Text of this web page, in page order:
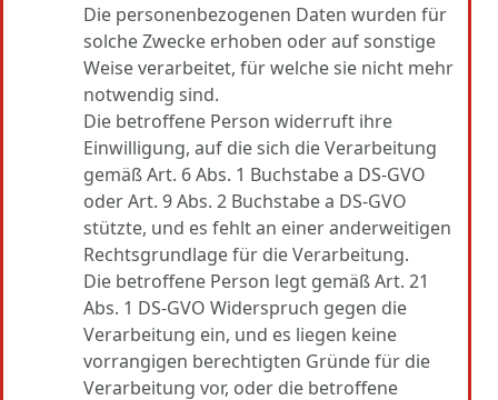
Die personenbezogenen Daten wurden für
solche Zwecke erhoben oder auf sonstige
Weise verarbeitet, für welche sie nicht mehr
notwendig sind.
Die betroffene Person widerruft ihre
Einwilligung, auf die sich die Verarbeitung
gemäß Art. 6 Abs. 1 Buchstabe a DS-GVO
oder Art. 9 Abs. 2 Buchstabe a DS-GVO
stützte, und es fehlt an einer anderweitigen
Rechtsgrundlage für die Verarbeitung.
Die betroffene Person legt gemäß Art. 21
Abs. 1 DS-GVO Widerspruch gegen die
Verarbeitung ein, und es liegen keine
vorrangigen berechtigten Gründe für die
Verarbeitung vor, oder die betroffene